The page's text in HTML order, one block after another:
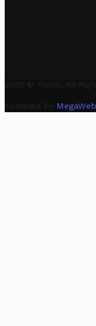
2025 © Trovit. All
Powered By MegaWeb